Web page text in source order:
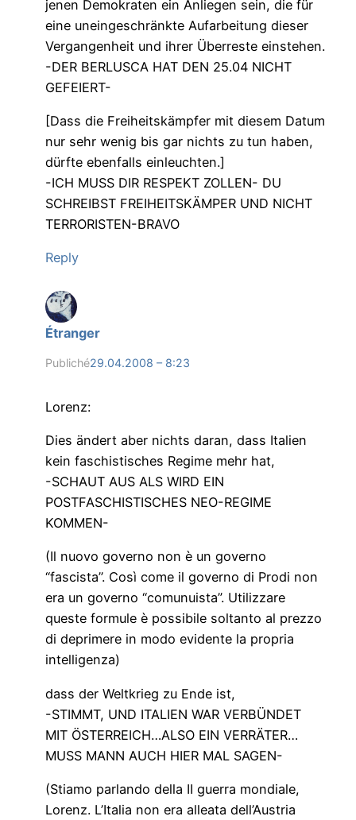
jenen Demokraten ein Anliegen sein, die für
eine uneingeschränkte Aufarbeitung dieser
Vergangenheit und ihrer Überreste einstehen.
-DER BERLUSCA HAT DEN 25.04 NICHT
GEFEIERT-
[Dass die Freiheitskämpfer mit diesem Datum
nur sehr wenig bis gar nichts zu tun haben,
dürfte ebenfalls einleuchten.]
-ICH MUSS DIR RESPEKT ZOLLEN- DU
SCHREIBST FREIHEITSKÄMPER UND NICHT
TERRORISTEN-BRAVO
Reply
Étranger
Publiché29.04.2008 – 8:23
Lorenz:
Dies ändert aber nichts daran, dass Italien
kein faschistisches Regime mehr hat,
-SCHAUT AUS ALS WIRD EIN
POSTFASCHISTISCHES NEO-REGIME
KOMMEN-
(Il nuovo governo non è un governo
“fascista”. Così come il governo di Prodi non
era un governo “comunuista”. Utilizzare
queste formule è possibile soltanto al prezzo
di deprimere in modo evidente la propria
intelligenza)
dass der Weltkrieg zu Ende ist,
-STIMMT, UND ITALIEN WAR VERBÜNDET
MIT ÖSTERREICH…ALSO EIN VERRÄTER…
MUSS MANN AUCH HIER MAL SAGEN-
(Stiamo parlando della II guerra mondiale,
Lorenz. L’Italia non era alleata dell’Austria